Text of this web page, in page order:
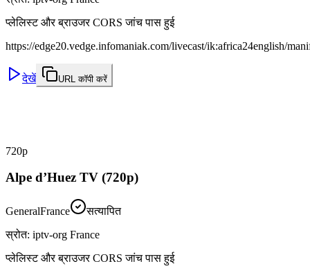
प्लेलिस्ट और ब्राउजर CORS जांच पास हुई
https://edge20.vedge.infomaniak.com/livecast/ik:africa24english/
देखें URL कॉपी करें
720p
Alpe d’Huez TV (720p)
GeneralFrance
सत्यापित
स्रोत: iptv-org France
प्लेलिस्ट और ब्राउजर CORS जांच पास हुई